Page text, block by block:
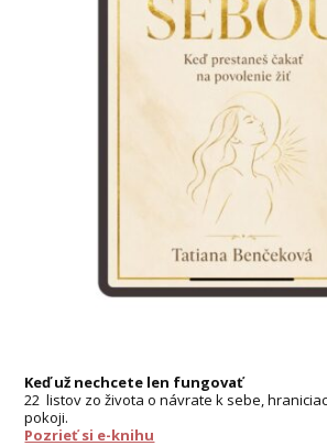
Keď už nechcete len fungovať
22 listov zo života o návrate k sebe,
pokoji.
Pozrieť si e-knihu